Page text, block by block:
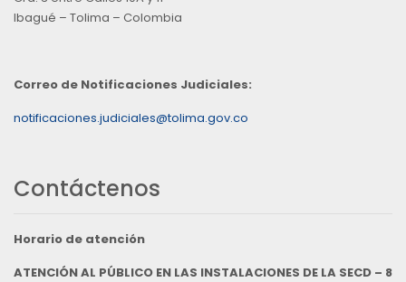
Ibagué – Tolima – Colombia
Correo de Notificaciones Judiciales:
notificaciones.judiciales@tolima.gov.co
Contáctenos
Horario de atención
ATENCIÓN AL PÚBLICO EN LAS INSTALACIONES DE LA SECD – 8